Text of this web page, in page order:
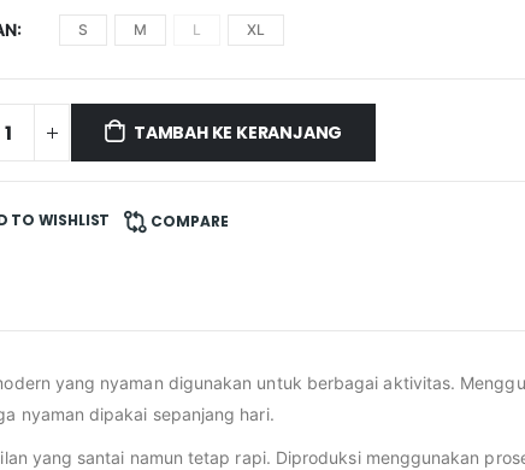
S M L XL
TAMBAH KE KERANJANG
TO WISHLIST COMPARE
yang nyaman digunakan untuk berbagai aktivitas.
nyaman dipakai sepanjang hari.
yang santai namun tetap rapi. Diproduksi menggunakan